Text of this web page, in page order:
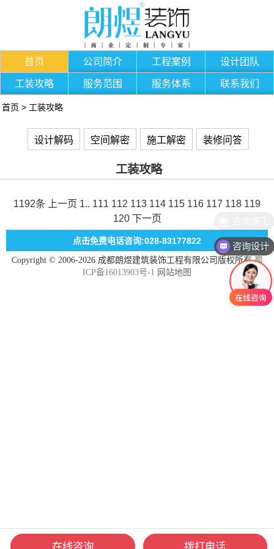
首页 公司简介 工程案例 设计团队
工装攻略 服务范围 服务体系 联系我们
首页 > 工装攻略
设计解码 空间解密 施工解密 装修问答
工装攻略
1192条 上一页 1.. 111 112 113 114 115 116 117 118 119
120 下一页
点击免费电话咨询:028-83177822
Copyright © 2006-2026 成都朗煜建筑装饰工程有限公司版权所有蜀
ICP备16013903号-1 网站地图
咨询设计
在线咨询 拨打电话